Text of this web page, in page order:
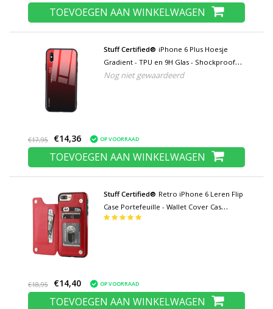
TOEVOEGEN AAN WINKELWAGEN
Stuff Certified® iPhone 6 Plus Hoesje
Gradient - TPU en 9H Glas - Shockproof
Glossy Case Cover Cas TPU Rood
Nog niet gewaardeerd
€17,95 €14,36 OP VOORRAAD
TOEVOEGEN AAN WINKELWAGEN
Stuff Certified® Retro iPhone 6 Leren Flip
Case Portefeuille - Wallet Cover Cas
Hoesje Rood
€18,95 €14,40 OP VOORRAAD
TOEVOEGEN AAN WINKELWAGEN